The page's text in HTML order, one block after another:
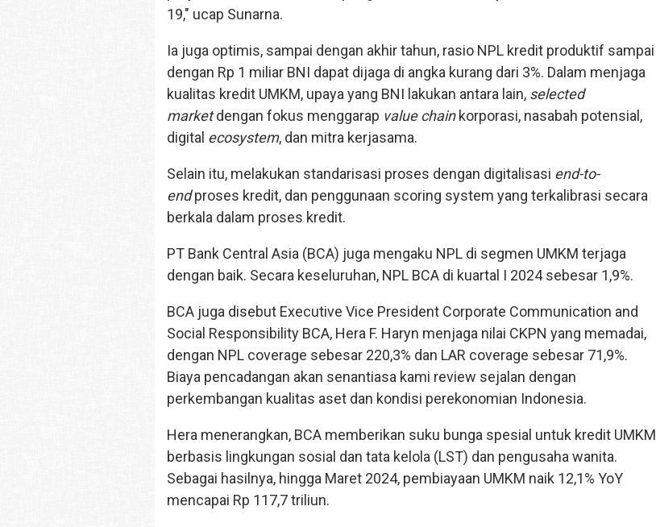
19," ucap Sunarna.
Ia juga optimis, sampai dengan akhir tahun, rasio NPL kredit produktif sampai
dengan Rp 1 miliar BNI dapat dijaga di angka kurang dari 3%. Dalam menjaga
kualitas kredit UMKM, upaya yang BNI lakukan antara lain, selected
marketdengan fokus menggarap value chain korporasi, nasabah potensial,
digital ecosystem, dan mitra kerjasama.
Selain itu, melakukan standarisasi proses dengan digitalisasi end-to-
endproses kredit, dan penggunaan scoring system yang terkalibrasi secara
berkala dalam proses kredit.
PT Bank Central Asia (BCA) juga mengaku NPL di segmen UMKM terjaga
dengan baik. Secara keseluruhan, NPL BCA di kuartal I 2024 sebesar 1,9%.
BCA juga disebut Executive Vice President Corporate Communication and
Social Responsibility BCA, Hera F. Haryn menjaga nilai CKPN yang memadai,
dengan NPL coverage sebesar 220,3% dan LAR coverage sebesar 71,9%.
Biaya pencadangan akan senantiasa kami review sejalan dengan
perkembangan kualitas aset dan kondisi perekonomian Indonesia.
Hera menerangkan, BCA memberikan suku bunga spesial untuk kredit UMKM
berbasis lingkungan sosial dan tata kelola (LST) dan pengusaha wanita.
Sebagai hasilnya, hingga Maret 2024, pembiayaan UMKM naik 12,1% YoY
mencapai Rp 117,7 triliun.